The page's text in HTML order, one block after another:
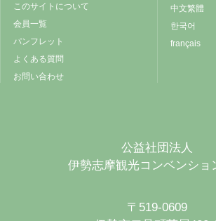
このサイトについて
会員一覧
パンフレット
よくある質問
お問い合わせ
中文繁體
한국어
français
公益社団法人
伊勢志摩観光コンベンショ
〒519-0609